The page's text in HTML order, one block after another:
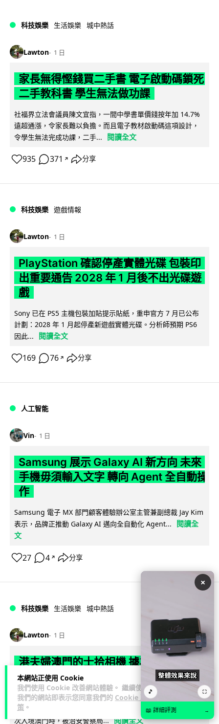
本網站正使用 Cookie
我們使用 Cookie 改善網站體驗。 繼續使用
我們的網站即表示您同意我們的 Cookie 政
策 。
科技娛樂 生活娛樂 城中熱話
Lawton 1 日
家長無得慳錢買二手書 電子啟動碼鎖死
二手教科書 學生無法做功課
社福界立法會議員陳文宜指，一間中學書單價錢按年加 14.7%
遠超通漲，令家長難以負擔。而且電子教材啟動碼這項設計，
令學生無法完成功課，二手...
閱讀全文
935 371 ↗ 分享
科技娛樂 遊戲情報
Lawton 1 日
PlayStation 確認停產實體光碟 包裝印
出重要通告 2028 年 1 月後不出光碟遊
戲
Sony 已在 PS5 主機包裝加貼提示貼紙，重申官方 7 月已公布
計劃：2028 年 1 月起停產新遊戲實體光碟。分析師預期 PS6
因此...
閱讀全文
169 76 ↗ 分享
人工智能
Vin 1 日
Samsung 展示 Galaxy AI 新方向 未來
手機毋須輸入文字 轉向 Agent 全自動操
作
Samsung 電子 MX 部門顧客體驗辦公室主管兼副總裁 Jay Kim
表示，品牌正推動 Galaxy AI 邁向全自動化 Agent...
閱讀全
文
27 4 ↗ 分享
科技娛樂 生活娛樂 城中熱話
Lawton 1 日
港夫婦澳門的士拾相機 據為己有被的士
Cam 睇到 2 個月後再入境被捕
一對香港夫婦今年 5 月遊澳門乘的士拾獲他人遺留相機及電
池，拾遺不報並帶返香港自用。兩人本月 2 日經港珠澳大橋再
次入境澳門時，被治安警察局... 閱讀全文
×
🎵 ⛶
📖 詳細評測 →